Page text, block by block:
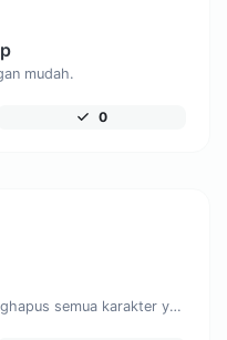
mudah.
0
Minimalkan CSS Anda dengan menghapus semua karakter yang tidak perlu.